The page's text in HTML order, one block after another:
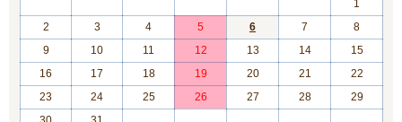
1
2
3 4 5 6 7
8
9
10 11 12 13 14
15
16
17 18 19 20 21
22
23
24 25 26 27 28
29